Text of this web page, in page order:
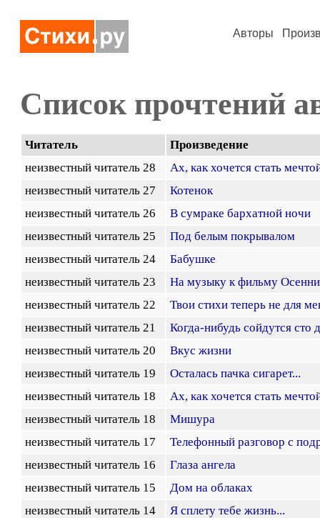
Авторы
Список прочтений
Читатель
Произведение
неизвестный читатель 28
Ах, как хочется стать
неизвестный читатель 27
Котенок
неизвестный читатель 26
В сумраке бархатной ночи
неизвестный читатель 25
Под белым покрывалом
неизвестный читатель 24
Бабушке
неизвестный читатель 23
На музыку к фильму
неизвестный читатель 22
Твои стихи теперь не для
неизвестный читатель 21
Когда-нибудь сойдутся сто
неизвестный читатель 20
Вкус жизни
неизвестный читатель 19
Осталась пачка сигарет...
неизвестный читатель 18
Ах, как хочется стать
неизвестный читатель 18
Мишура
неизвестный читатель 17
Телефонный разговор с
неизвестный читатель 16
Глаза ангела
неизвестный читатель 15
Дом на облаках
неизвестный читатель 14
Я сплету тебе жизнь...